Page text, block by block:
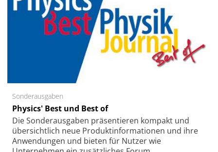
Sonderausgaben
Physics' Best und Best of
Die Sonder­ausgaben präsentieren kompakt und
übersichtlich neue Produkt­informationen und ihre
Anwendungen und bieten für Nutzer wie